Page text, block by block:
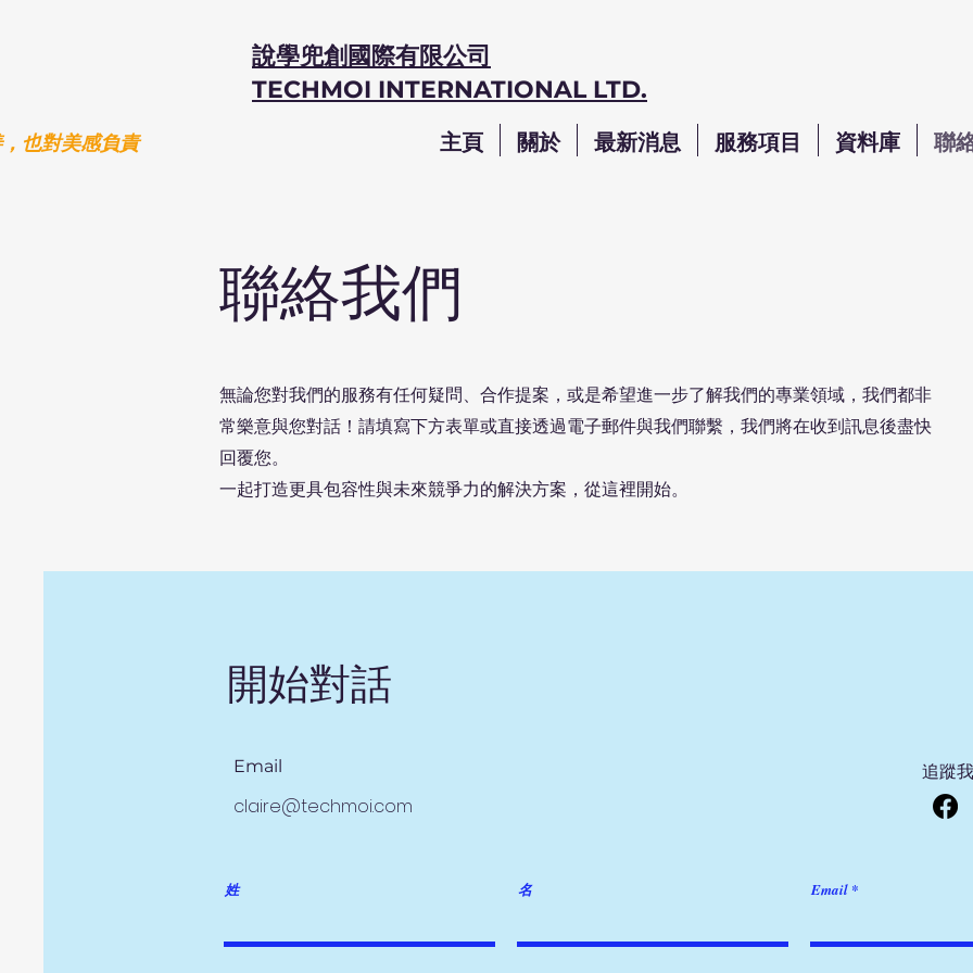
也對美感負責
說學兜創國際有限公司
TECHMOI INTERNATIONAL LTD.
主頁 關於 最新消息 服務項目 資料庫 聯
聯絡我們
無論您對我們的服務有任何疑問、合作提案，或是希望進一步了解我們的專業領域，我們都非
常樂意與您對話！請填寫下方表單或直接透過電子郵件與我們聯繫，我們將在收到訊息後盡快
回覆您。
一起打造更具包容性與未來競爭力的解決方案，從這裡開始。
開始對話
Email
claire@techmoi.com
追蹤
姓 名 Email